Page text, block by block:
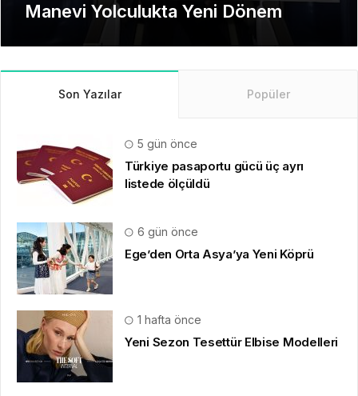
Manevi Yolculukta Yeni Dönem
Son Yazılar Popüler
5 gün önce
Türkiye pasaportu gücü üç ayrı
listede ölçüldü
6 gün önce
Ege’den Orta Asya’ya Yeni Köprü
1 hafta önce
Yeni Sezon Tesettür Elbise Modelleri